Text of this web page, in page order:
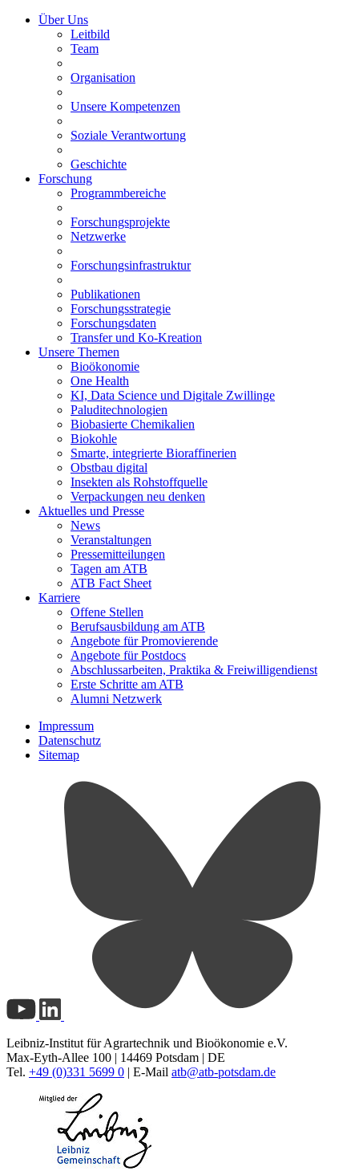
Über Uns
Leitbild
Team
Organisation
Unsere Kompetenzen
Soziale Verantwortung
Geschichte
Forschung
Programmbereiche
Forschungsprojekte
Netzwerke
Forschungsinfrastruktur
Publikationen
Forschungsstrategie
Forschungsdaten
Transfer und Ko-Kreation
Unsere Themen
Bioökonomie
One Health
KI, Data Science und Digitale Zwillinge
Paluditechnologien
Biobasierte Chemikalien
Biokohle
Smarte, integrierte Bioraffinerien
Obstbau digital
Insekten als Rohstoffquelle
Verpackungen neu denken
Aktuelles und Presse
News
Veranstaltungen
Pressemitteilungen
Tagen am ATB
ATB Fact Sheet
Karriere
Offene Stellen
Berufsausbildung am ATB
Angebote für Promovierende
Angebote für Postdocs
Abschlussarbeiten, Praktika & Freiwilligendienst
Erste Schritte am ATB
Alumni Netzwerk
Impressum
Datenschutz
Sitemap
Leibniz-Institut für Agrartechnik und Bioökonomie e.V.
Max-Eyth-Allee 100 | 14469 Potsdam | DE
Tel. +49 (0)331 5699 0 | E-Mail atb@atb-potsdam.de